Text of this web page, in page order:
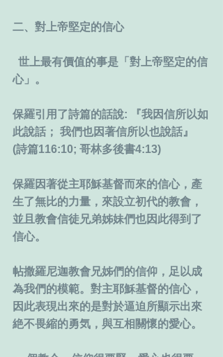
二、對上帝堅定的信心
心」。
保羅引用了詩篇的話說: 『我因信所以如
此說話； 我們也因著信所以也說話』
(詩篇116:10; 哥林多後書4:13)
保羅因著從主耶穌基督而來的信心，產
生了無比的力量，來設立初代的教會，
並且教會信徒兄弟姊妹們也因此得到了
信心。
帖撒羅尼迦教會兄姊們的信仰，足以成
為我們的模範。對主耶穌基督的信心，
因此表現出來的是對於逼迫所顯示出來
絶不畏縮的勇気，與互相關懷的愛心。